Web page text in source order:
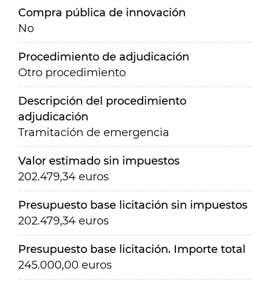
Compra pública de innovación
No
Procedimiento de adjudicación
Otro procedimiento
Descripción del procedimiento
adjudicación
Tramitación de emergencia
Valor estimado sin impuestos
202.479,34 euros
Presupuesto base licitación sin impuestos
202.479,34 euros
Presupuesto base licitación. Importe total
245.000,00 euros